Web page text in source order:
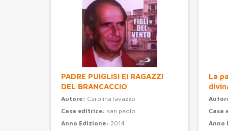
PADRE PUIGLISI EI RAGAZZI
DEL BRANCACCIO
Autore: Carolina Iavazzo
Casa editrice: san paolo
Anno Edizione: 2014
La
Casa
Anno